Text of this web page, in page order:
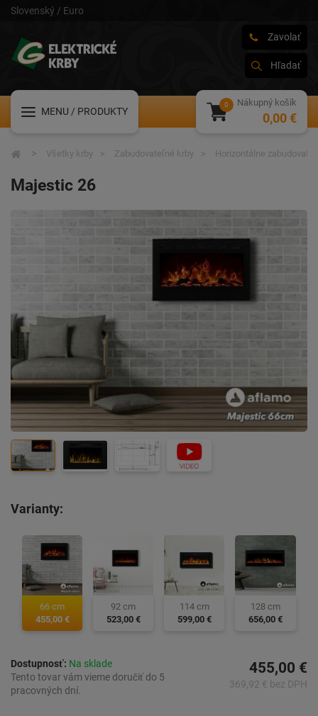
Slovenský / Euro
Zavolať
Hľadať
MENU / PRODUKTY
Nákupný košík
0,00 €
Majestic 26
Varianty:
66 cm
455,00 €
92 cm
523,00 €
114 cm
599,00 €
128 cm
656,00 €
Dostupnosť: Na sklade
Tento tovar vám vieme doručiť do 5
pracovných dní.
455,00 €
369,92 € bez DPH
Všetky krby Zabudovateľné krby Horizontálne